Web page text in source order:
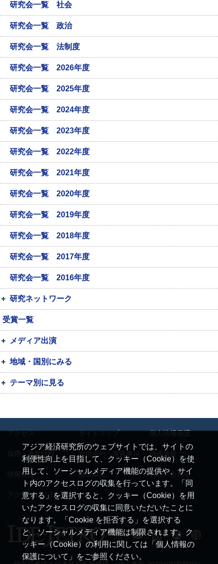
研究会一覧 社会
研究会一覧 政治
研究会一覧 法制度
研究会一覧 2026年度
研究会一覧 2025年度
研究会一覧 2024年度
研究会一覧 2023年度
研究会一覧 2022年度
研究会一覧 2021年度
研究会一覧 2020年度
研究会一覧 2019年度
研究会一覧 2018年度
研究会一覧 2017年度
研究会一覧 2016年度
研究ネットワーク
受賞一覧
メディア出演
地域・国別にみる
テーマ別に見る
アジア経済研究所のウェブサイトでは、サイトの
利便性向上を目指して、クッキー（Cookie）を使
用して、ソーシャルメディア機能の提供や、サイ
ト内のアクセスログの収集を行っています。「同
意する」を選択すると、クッキー（Cookie）を用
いたアクセスログの収集に同意いただいたことに
なります。「Cookie を拒否する」を選択する
と、ソーシャルメディア機能は制限されます。ク
ッキー（Cookie）の利用に関しては「個人情報の
保護について」をご参照ください。
アクセス サイトマップ 個人情報保護
採用・募集情報 利用規約・免責事項
情報公開 推奨環境 お問い合わせ
アクセシビリティ